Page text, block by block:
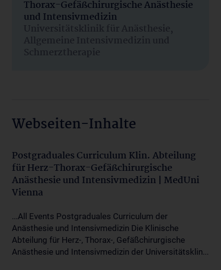
Thorax-Gefäßchirurgische Anästhesie
und Intensivmedizin
Universitätsklinik für Anästhesie,
Allgemeine Intensivmedizin und
Schmerztherapie
Webseiten-Inhalte
Postgraduales Curriculum Klin. Abteilung
für Herz-Thorax-Gefäßchirurgische
Anästhesie und Intensivmedizin | MedUni
Vienna
...All Events Postgraduales Curriculum der
Anästhesie und Intensivmedizin Die Klinische
Abteilung für Herz-, Thorax-, Gefäßchirurgische
Anästhesie und Intensivmedizin der Universitätsklin...